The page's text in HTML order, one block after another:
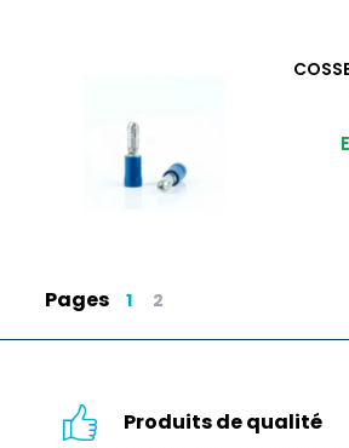
Ajouter au
Pages 1 2
Produits de qualité